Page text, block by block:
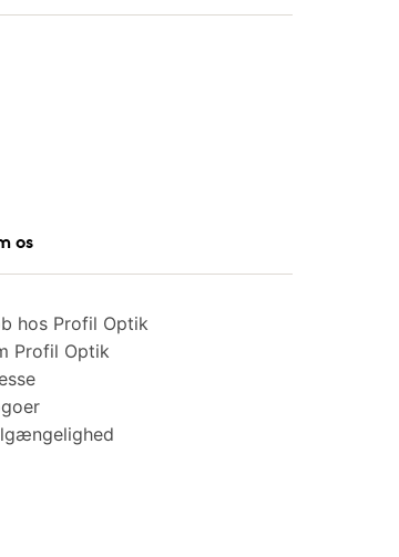
os
hos Profil Optik
Profil Optik